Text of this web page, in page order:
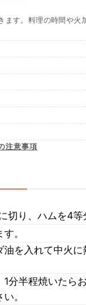
ます。料理の時間や火
注意事項
切り、ハムを4等
。
油を入れて中火
分半程焼いたら
。